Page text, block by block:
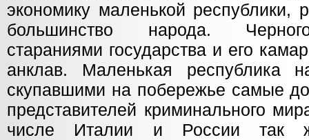
экономику маленькой республики,
большинство народа.
стараниями государства и его
анклав. Маленькая республика
скупавшими на побережье самые
представителей криминального
числе Италии и России так